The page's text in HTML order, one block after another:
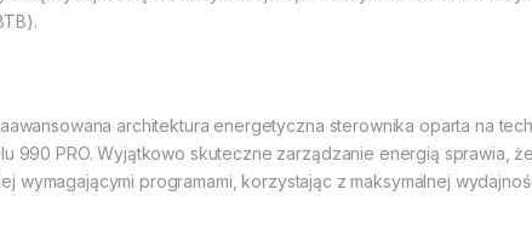
architektura energetyczna sterownika oparta na
990 PRO. Wyjątkowo skuteczne zarządzanie energią sprawia,
wymagającymi programami, korzystając z maksymalnej